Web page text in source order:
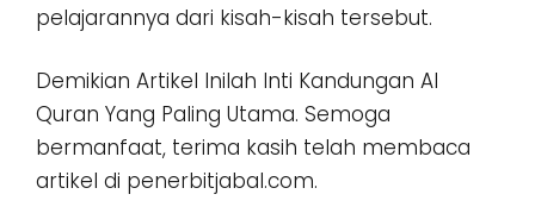
pelajarannya dari kisah-kisah tersebut.
Demikian Artikel Inilah Inti Kandungan Al
Quran Yang Paling Utama. Semoga
bermanfaat, terima kasih telah membaca
artikel di penerbitjabal.com.